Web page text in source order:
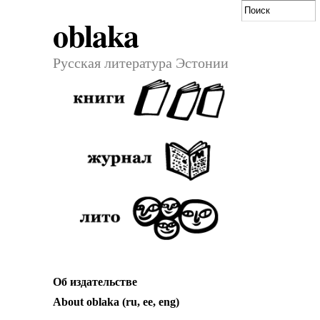
oblaka
Русская литература Эстонии
Об издательстве
About oblaka (ru, ee, eng)